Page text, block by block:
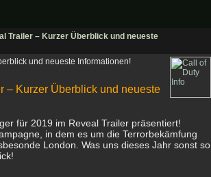
Trailer – Kurzer Überblick und neueste
und neueste Informationen!
– Kurzer Überblick und neueste
für 2019 im Reveal Trailer präsentiert!
in dem es um die Terrorbekämfung
London. Was uns dieses Jahr sonst so